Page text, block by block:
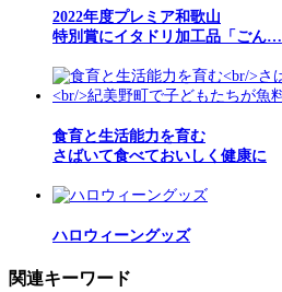
2022年度プレミア和歌山
特別賞にイタドリ加工品「ごん…
食育と生活能力を育む
さばいて食べておいしく健康に
ハロウィーングッズ
関連キーワード